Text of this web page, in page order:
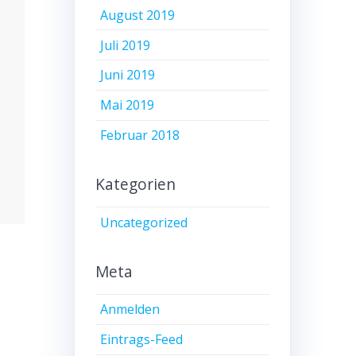
August 2019
Juli 2019
Juni 2019
Mai 2019
Februar 2018
Kategorien
Uncategorized
Meta
Anmelden
Eintrags-Feed